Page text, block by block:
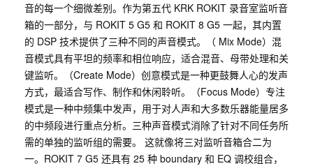
音的每一个细微差别。作为第五代 KRK ROKIT 录音室监听音
箱的一部分，与 ROKIT 5 G5 和 ROKIT 8 G5 一起，其内置
的 DSP 技术提供了三种不同的声音模式。（ Mix Mode）混
音模式具有平坦的频率和相位响应，适合混音、母带处理和关
键监听。（Create Mode）创意模式是一种更鼓舞人心的发声
方式，最适合写作、制作和休闲聆听。（Focus Mode）专注
模式是一种中频集中发声，用于对人声和大多数乐器能量居多
的中频段进行重点分析。三种声音模式消除了针对不同任务所
需的单独的监听组的需要。 这就像将三对监听音箱合二为
一。ROKIT 7 G5 还具有 25 种 boundary 和 EQ 调校组合，